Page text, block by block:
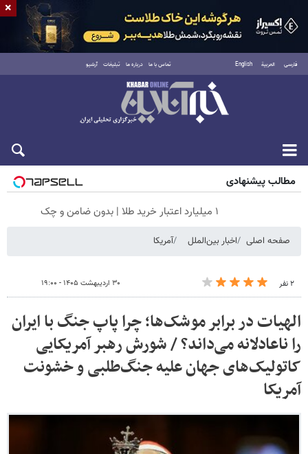
فارسی العربية English تماس با ما درباره ما تبلیغات آرشیو
شنبه ۱۷ مرداد ۱۴۰۵
مطالب پیشنهادی
۱ میلیارد اعتبار خرید طلا | بدون ضامن و چک
صفحه اصلی اخبار بین‌الملل آمریکا
۲ نفر ۳۰ اردیبهشت ۱۴۰۵ - ۱۹:۰۰
الهیات در برابر موشک‌ها؛ چرا پاپ جنگ با ایران
را ناعادلانه می‌داند؟ / شورش رهبر آمریکایی
کاتولیک‌های جهان علیه جنگ‌طلبی و خشونت
آمریکا
×